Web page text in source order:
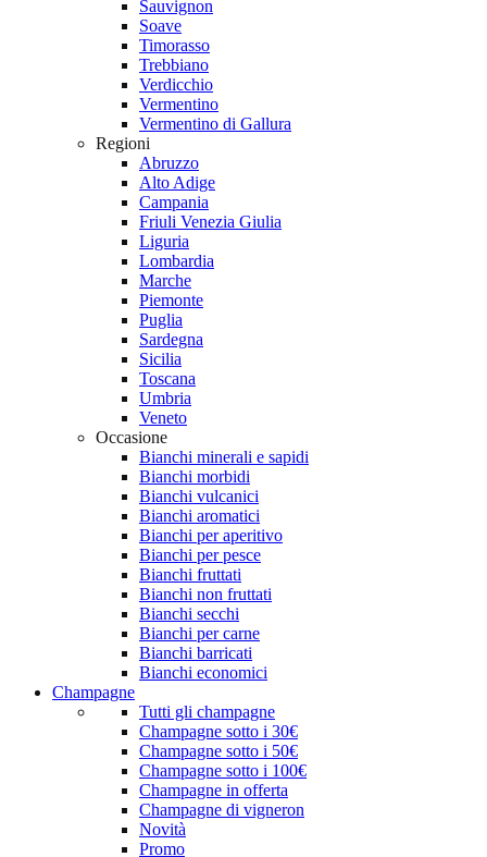
Sauvignon
Soave
Timorasso
Trebbiano
Verdicchio
Vermentino
Vermentino di Gallura
Regioni
Abruzzo
Alto Adige
Campania
Friuli Venezia Giulia
Liguria
Lombardia
Marche
Piemonte
Puglia
Sardegna
Sicilia
Toscana
Umbria
Veneto
Occasione
Bianchi minerali e sapidi
Bianchi morbidi
Bianchi vulcanici
Bianchi aromatici
Bianchi per aperitivo
Bianchi per pesce
Bianchi fruttati
Bianchi non fruttati
Bianchi secchi
Bianchi per carne
Bianchi barricati
Bianchi economici
Champagne
Tutti gli champagne
Champagne sotto i 30€
Champagne sotto i 50€
Champagne sotto i 100€
Champagne in offerta
Champagne di vigneron
Novità
Promo